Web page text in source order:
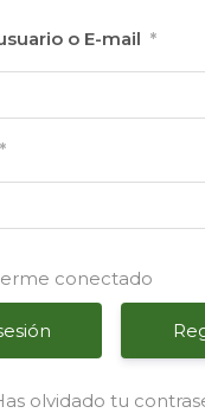
o E-mail *
*
conectado
olvidado tu